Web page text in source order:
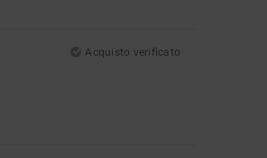
Acquisto verificato